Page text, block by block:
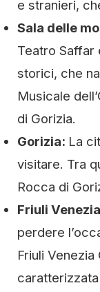
e stranieri,
Sala delle
Teatro Saffar
storici, che
Musicale
di Gorizia.
Gorizia: La
visitare. Tra
Rocca di
Friuli
perdere
Friuli